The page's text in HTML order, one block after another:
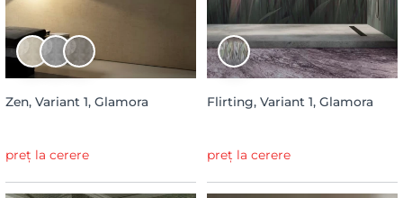
Zen, Variant 1, Glamora
preț la cerere
Flirting, Variant 1, Glamora
preț la cerere